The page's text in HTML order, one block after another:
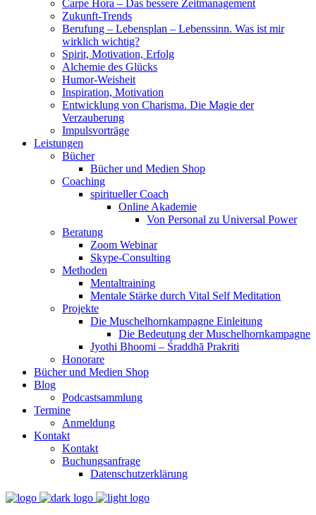
Carpe Hora – Das bessere Zeitmanagement
Zukunft-Trends
Berufung – Lebensplan – Lebenssinn. Was ist mir
wirklich wichtig?
Spirit, Motivation, Erfolg
Alchemie des Glücks
Humor-Weisheit
Inspiration, Motivation
Entwicklung von Charisma. Die Magie der
Verzauberung
Impulsvorträge
Leistungen
Bücher
Bücher und Medien Shop
Coaching
spiritueller Coach
Online Akademie
Von Personal zu Universal Power
Beratung
Zoom Webinar
Skype-Consulting
Methoden
Mentaltraining
Mentale Stärke durch Vital Self Meditation
Projekte
Die Muschelhornkampagne Einleitung
Die Bedeutung der Muschelhornkampagne
Jyothi Bhoomi – Śraddhā Prakriti
Honorare
Bücher und Medien Shop
Blog
Podcastsammlung
Termine
Anmeldung
Kontakt
Kontakt
Buchungsanfrage
Datenschutzerklärung